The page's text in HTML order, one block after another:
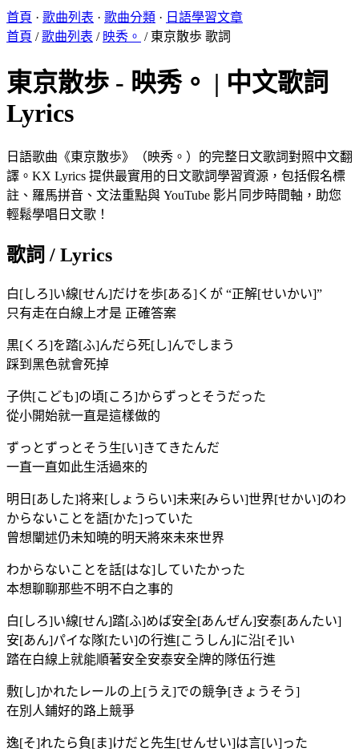
首頁 · 歌曲列表 · 歌曲分類 · 日語學習文章
首頁 /歌曲列表 / 映秀。 / 東京散歩 歌詞
東京散歩 - 映秀。 | 中文歌詞
Lyrics
日語歌曲《東京散歩》（映秀。）的完整日文歌詞對照中文翻
譯。KX Lyrics 提供最實用的日文歌詞學習資源，包括假名標
註、羅馬拼音、文法重點與 YouTube 影片同步時間軸，助您
輕鬆學唱日文歌！
歌詞 / Lyrics
白[しろ]い線[せん]だけを歩[ある]くが “正解[せいかい]”
只有走在白線上才是 正確答案
黒[くろ]を踏[ふ]んだら死[し]んでしまう
踩到黑色就會死掉
子供[こども]の頃[ころ]からずっとそうだった
從小開始就一直是這樣做的
ずっとずっとそう生[い]きてきたんだ
一直一直如此生活過來的
明日[あした]将来[しょうらい]未来[みらい]世界[せかい]のわ
からないことを語[かた]っていた
曾想闡述仍未知曉的明天將來未來世界
わからないことを話[はな]していたかった
本想聊聊那些不明不白之事的
白[しろ]い線[せん]踏[ふ]めば安全[あんぜん]安泰[あんたい]
安[あん]パイな隊[たい]の行進[こうしん]に沿[そ]い
踏在白線上就能順著安全安泰安全牌的隊伍行進
敷[し]かれたレールの上[うえ]での競争[きょうそう]
在別人鋪好的路上競爭
逸[そ]れたら負[ま]けだと先生[せんせい]は言[い]った